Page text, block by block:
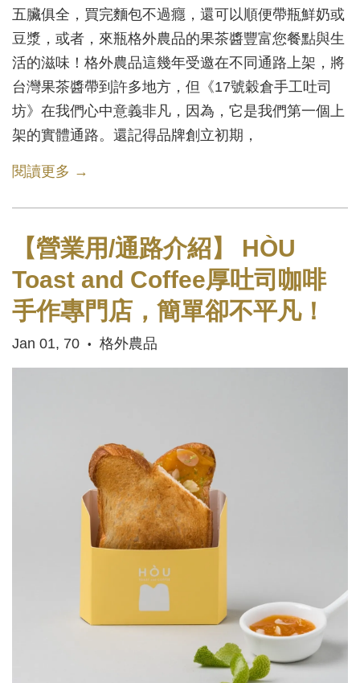
五臟俱全，買完麵包不過癮，還可以順便帶瓶鮮奶或
豆漿，或者，來瓶格外農品的果茶醬豐富您餐點與生
活的滋味！格外農品這幾年受邀在不同通路上架，將
台灣果茶醬帶到許多地方，但《17號穀倉手工吐司
坊》在我們心中意義非凡，因為，它是我們第一個上
架的實體通路。還記得品牌創立初期，
閱讀更多 →
【營業用/通路介紹】 HÒU
Toast and Coffee厚吐司咖啡
手作專門店，簡單卻不平凡！
Jan 01, 70 • 格外農品